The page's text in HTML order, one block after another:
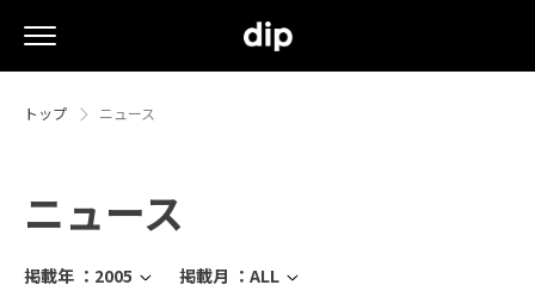
トップ ニュース
ニュース
掲載年 ： 2005 掲載月 ： ALL